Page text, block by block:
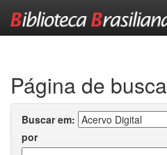
Página de busca
Buscar em:
por